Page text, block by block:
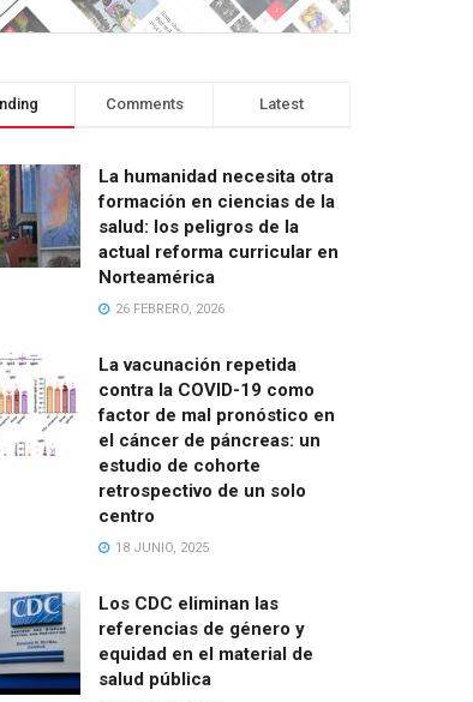
Comments Latest
La humanidad necesita otra
formación en ciencias de la
salud: los peligros de la
actual reforma curricular en
Norteamérica
26 FEBRERO, 2026
La vacunación repetida
contra la COVID-19 como
factor de mal pronóstico en
el cáncer de páncreas: un
estudio de cohorte
retrospectivo de un solo
centro
18 JUNIO, 2025
Los CDC eliminan las
referencias de género y
equidad en el material de
salud pública